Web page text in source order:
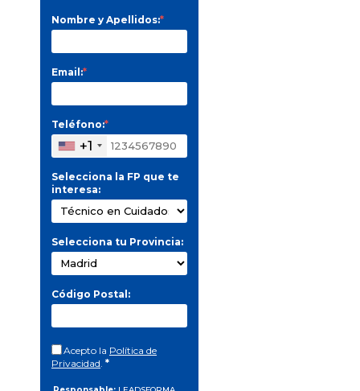
Nombre y Apellidos:*
Email:*
Teléfono:*
+1
Selecciona la FP que te
interesa:
Selecciona tu Provincia:
Código Postal:
Acepto la Política de
Privacidad *